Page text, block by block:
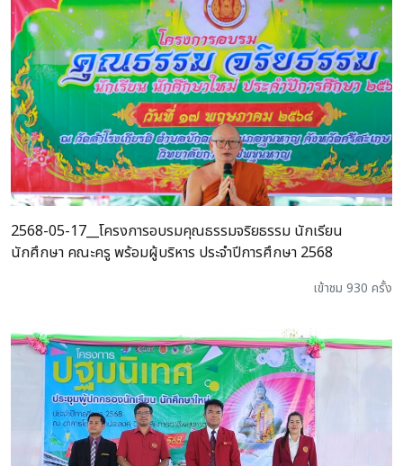
2568-05-17__โครงการอบรมคุณธรรมจริยธรรม นักเรียน
นักศึกษา คณะครู พร้อมผู้บริหาร ประจำปีการศึกษา 2568
เข้าชม 930 ครั้ง